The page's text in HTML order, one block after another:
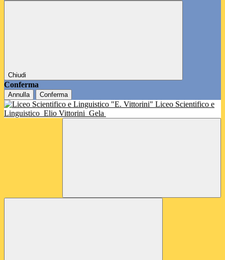
Chiudi
Conferma
Annulla Conferma
Liceo Scientifico e
Linguistico Elio Vittorini Gela